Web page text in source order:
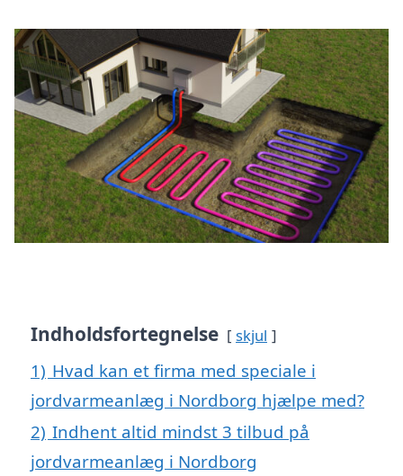
Indholdsfortegnelse skjul
1) Hvad kan et firma med speciale i
jordvarmeanlæg i Nordborg hjælpe med?
2) Indhent altid mindst 3 tilbud på
jordvarmeanlæg i Nordborg